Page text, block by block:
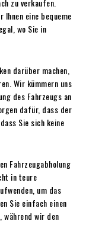
Ihnen eine bequeme
wo Sie in
darüber machen,
Wir kümmern uns
des Fahrzeugs an
dafür, dass der
Sie sich keine
Fahrzeugabholung
in teure
um das
Sie einfach einen
während wir den